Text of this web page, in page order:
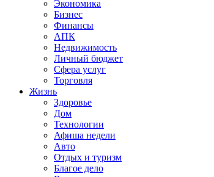
Экономика
Бизнес
Финансы
АПК
Недвижимость
Личный бюджет
Сфера услуг
Торговля
Жизнь
Здоровье
Дом
Технологии
Афиша недели
Авто
Отдых и туризм
Благое дело